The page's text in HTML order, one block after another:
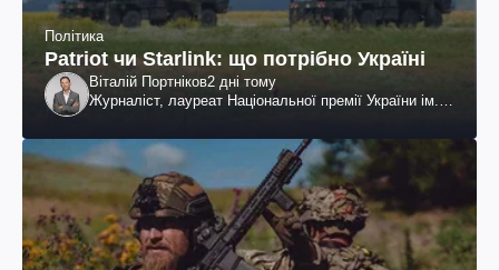
Політика
Patriot чи Starlink: що потрібно Україні
Віталій Портніков2 дні тому
Журналіст, лауреат Національної премії України ім.